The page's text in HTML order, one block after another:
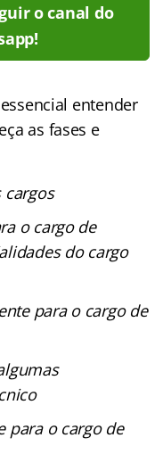
o canal do
entender
as fases e
cargos
o cargo de
do cargo
para o cargo de
para o cargo de